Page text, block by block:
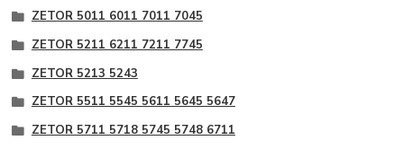
ZETOR 5011 6011 7011 7045
ZETOR 5211 6211 7211 7745
ZETOR 5213 5243
ZETOR 5511 5545 5611 5645 5647
ZETOR 5711 5718 5745 5748 6711